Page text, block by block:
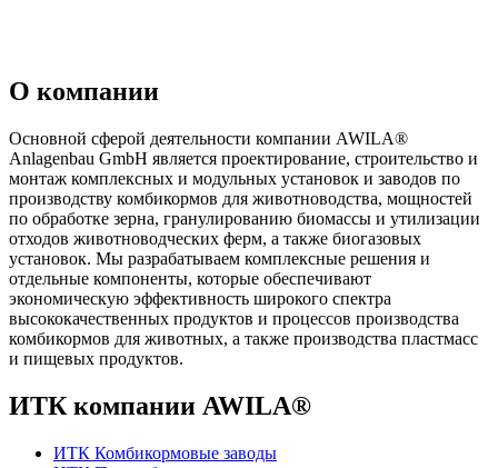
О компании
Основной сферой деятельности компании AWILA®
Anlagenbau GmbH является проектирование, строительство и
монтаж комплексных и модульных установок и заводов по
производству комбикормов для животноводства, мощностей
по обработке зерна, гранулированию биомассы и утилизации
отходов животноводческих ферм, а также биогазовых
установок. Мы разрабатываем комплексные решения и
отдельные компоненты, которые обеспечивают
экономическую эффективность широкого спектра
высококачественных продуктов и процессов производства
комбикормов для животных, а также производства пластмасс
и пищевых продуктов.
ИТК компании AWILA®
ИТК Комбикормовые заводы